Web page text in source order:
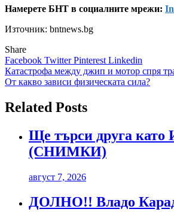
Намерете БНТ в социалните мрежи:
Източник: bntnews.bg
Share
Facebook TwitterPinterest Linkedin
Навигация
Катастрофа между джип и мотор спря
От какво зависи физическата сила?
Related Posts
Ще търси друга като
(СНИМКИ)
август 7, 2026
ДОЛНО!! Владо